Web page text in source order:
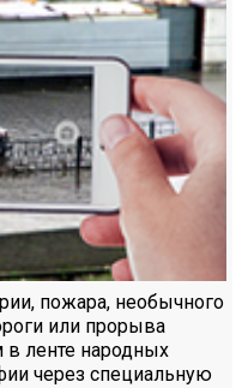
пожара, необычного
или прорыва
в ленте народных
через специальную